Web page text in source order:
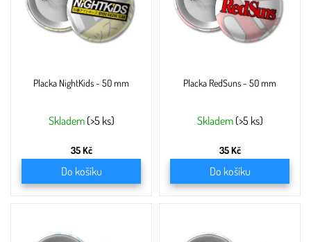
Placka NightKids - 50 mm
Skladem (>5 ks)
35 Kč
Do košíku
Placka RedSuns - 50 mm
Skladem (>5 ks)
35 Kč
Do košíku